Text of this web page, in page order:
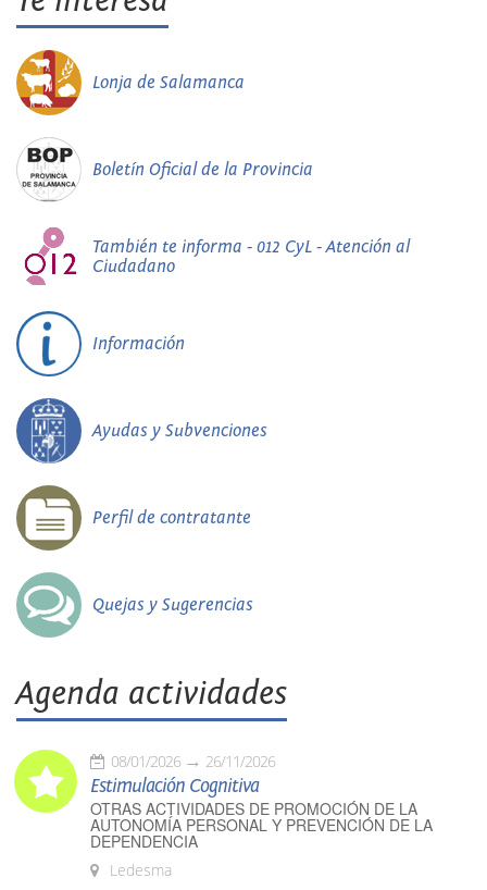
Lonja de Salamanca
Boletín Oficial de la Provincia
También te informa - 012 CyL - Atención al
Ciudadano
Información
Ayudas y Subvenciones
Perfil de contratante
Quejas y Sugerencias
Agenda actividades
08/01/2026 26/11/2026
Estimulación Cognitiva
OTRAS ACTIVIDADES DE PROMOCIÓN DE LA
AUTONOMÍA PERSONAL Y PREVENCIÓN DE LA
DEPENDENCIA
Ledesma